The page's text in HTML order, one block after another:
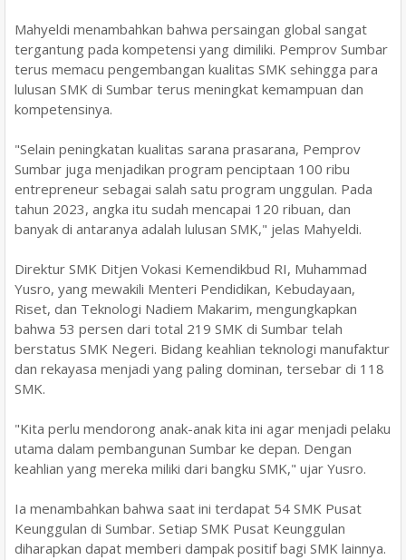
Mahyeldi menambahkan bahwa persaingan global sangat
tergantung pada kompetensi yang dimiliki. Pemprov Sumbar
terus memacu pengembangan kualitas SMK sehingga para
lulusan SMK di Sumbar terus meningkat kemampuan dan
kompetensinya.
"Selain peningkatan kualitas sarana prasarana, Pemprov
Sumbar juga menjadikan program penciptaan 100 ribu
entrepreneur sebagai salah satu program unggulan. Pada
tahun 2023, angka itu sudah mencapai 120 ribuan, dan
banyak di antaranya adalah lulusan SMK," jelas Mahyeldi.
Direktur SMK Ditjen Vokasi Kemendikbud RI, Muhammad
Yusro, yang mewakili Menteri Pendidikan, Kebudayaan,
Riset, dan Teknologi Nadiem Makarim, mengungkapkan
bahwa 53 persen dari total 219 SMK di Sumbar telah
berstatus SMK Negeri. Bidang keahlian teknologi manufaktur
dan rekayasa menjadi yang paling dominan, tersebar di 118
SMK.
"Kita perlu mendorong anak-anak kita ini agar menjadi pelaku
utama dalam pembangunan Sumbar ke depan. Dengan
keahlian yang mereka miliki dari bangku SMK," ujar Yusro.
Ia menambahkan bahwa saat ini terdapat 54 SMK Pusat
Keunggulan di Sumbar. Setiap SMK Pusat Keunggulan
diharapkan dapat memberi dampak positif bagi SMK lainnya.